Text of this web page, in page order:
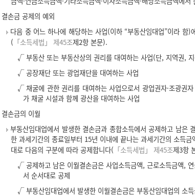
결손금 공제의 예외
다음 중 어느 하나에 해당하는 사업(이하 “부동산임대업”이라 함
( 「소득세법」 제45조제2항 본문).
√ 부동산 또는 부동산상의 권리를 대여하는 사업(단, 지역권,
√ 공장재단 또는 광업재단을 대여하는 사업
√ 채굴에 관한 권리를 대여하는 사업으로서 광업권자·조광권
가 채굴 시설과 함께 광산을 대여하는 사업
결손금의 이월
부동산임대업에서 발생한 결손금과 종합소득에서 공제하고 남은
한 과세기간의 종료일부터 15년 이내에 끝나는 과세기간의 소득
대로 다음의 구분에 따라 공제합니다( 「소득세법」 제45조제3항
√ 공제하고 남은 이월결손금은 사업소득금액, 근로소득금액,
서 순서대로 공제
√ 부동산임대업에서 발생한 이월결손금은 부동산임대업의 소